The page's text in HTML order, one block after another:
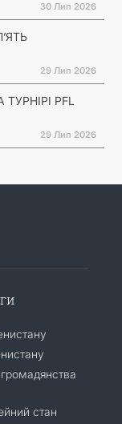
30 Лип 2026
29 Лип 2026
PFL
29 Лип 2026
стан